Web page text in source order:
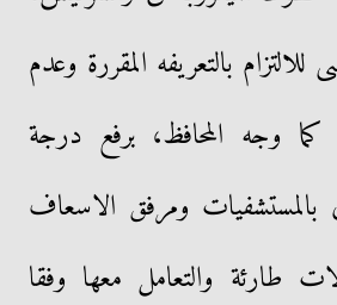
بالتعريفه المقررة وعدم
وجه المحافظ، برفع درجة
بالمستشفيات ومرفق الاسعاف
طارئة والتعامل معها وفقا